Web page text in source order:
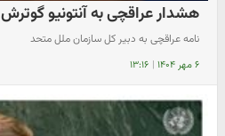
هشدار عراقچی به آنتونیو گوترش
نامه عراقچی به دبیر کل سازمان ملل متحد
۶ مهر ۱۴۰۴ | ۱۳:۱۶